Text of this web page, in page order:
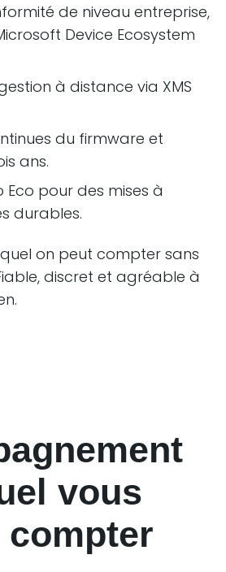
de niveau entreprise,
Device Ecosystem
à distance via XMS
du firmware et
ans.
Eco pour des mises à
durables.
on peut compter sans
discret et agréable à
vous
compter